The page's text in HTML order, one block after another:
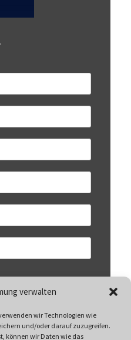
verwalten
wir Technologien wie
und/oder darauf zuzugreifen.
können wir Daten wie das